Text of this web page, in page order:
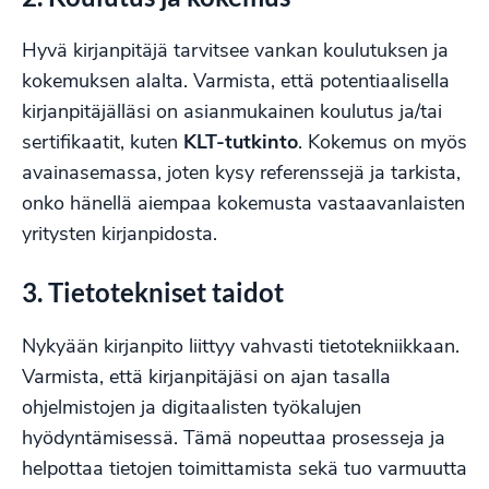
Hyvä kirjanpitäjä tarvitsee vankan koulutuksen ja
kokemuksen alalta. Varmista, että potentiaalisella
kirjanpitäjälläsi on asianmukainen koulutus ja/tai
sertifikaatit, kuten KLT-tutkinto. Kokemus on myös
avainasemassa, joten kysy referenssejä ja tarkista,
onko hänellä aiempaa kokemusta vastaavanlaisten
yritysten kirjanpidosta.
3. Tietotekniset taidot
Nykyään kirjanpito liittyy vahvasti tietotekniikkaan.
Varmista, että kirjanpitäjäsi on ajan tasalla
ohjelmistojen ja digitaalisten työkalujen
hyödyntämisessä. Tämä nopeuttaa prosesseja ja
helpottaa tietojen toimittamista sekä tuo varmuutta